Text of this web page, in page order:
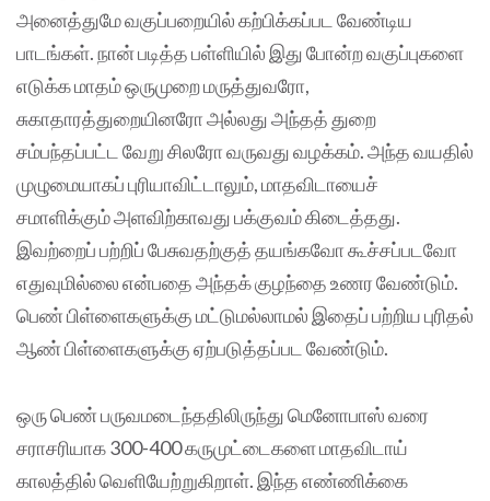
அனைத்துமே வகுப்பறையில் கற்பிக்கப்பட வேண்டிய
பாடங்கள். நான் படித்த பள்ளியில் இது போன்ற வகுப்புகளை
எடுக்க மாதம் ஒருமுறை மருத்துவரோ,
சுகாதாரத்துறையினரோ அல்லது அந்தத் துறை
சம்பந்தப்பட்ட வேறு சிலரோ வருவது வழக்கம். அந்த வயதில்
முழுமையாகப் புரியாவிட்டாலும், மாதவிடாயைச்
சமாளிக்கும் அளவிற்காவது பக்குவம் கிடைத்தது.
இவற்றைப் பற்றிப் பேசுவதற்குத் தயங்கவோ கூச்சப்படவோ
எதுவுமில்லை என்பதை அந்தக் குழந்தை உணர வேண்டும்.
பெண் பிள்ளைகளுக்கு மட்டுமல்லாமல் இதைப் பற்றிய புரிதல்
ஆண் பிள்ளைகளுக்கு ஏற்படுத்தப்பட வேண்டும்.
ஒரு பெண் பருவமடைந்ததிலிருந்து மெனோபாஸ் வரை
சராசரியாக 300-400 கருமுட்டைகளை மாதவிடாய்
காலத்தில் வெளியேற்றுகிறாள். இந்த எண்ணிக்கை